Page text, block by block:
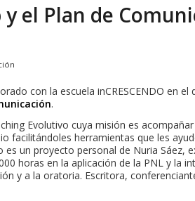
el Plan de
con la escuela inCRESCENDO en el
.
Evolutivo cuya misión es
facilitándoles herramientas que les
un proyecto personal de Nuria Sáez,
horas en la aplicación de la PNL y la
y a la oratoria. Escritora,